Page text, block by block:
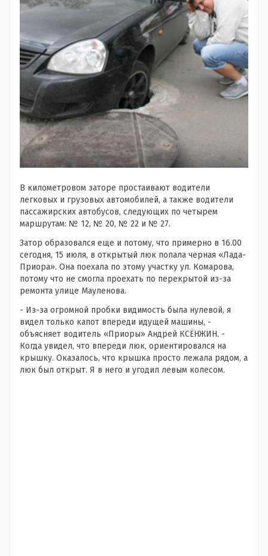
В километровом заторе простаивают водители
легковых и грузовых автомобилей, а также водители
пассажирских автобусов, следующих по четырем
маршрутам: № 12, № 20, № 22 и № 27.
Затор образовался еще и потому, что примерно в 16.00
сегодня, 15 июля, в открытый люк попала черная «Лада-
Приора». Она поехала по этому участку ул. Комарова,
потому что не смогла проехать по перекрытой из-за
ремонта улице Мауленова.
- Из-за огромной пробки видимость была нулевой, я
видел только капот впереди идущей машины, -
объясняет водитель «Приоры» Андрей КСЁНЖИН. -
Когда увидел, что впереди люк, ориентировался на
крышку. Оказалось, что крышка просто лежала рядом, а
люк был открыт. Я в него и угодил левым колесом.